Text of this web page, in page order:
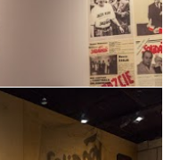
Solidarności w